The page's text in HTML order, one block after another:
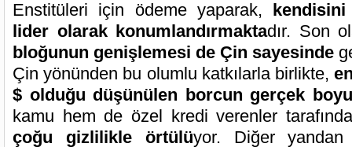
Enstitüleri için ödeme yaparak,
lider olarak konumlandırmaktadır. Son
bloğunun genişlemesi de Çin sayesinde
Çin yönünden bu olumlu katkılarla birlikte,
$ olduğu düşünülen borcun gerçek
kamu hem de özel kredi verenler
çoğu gizlilikle örtülüyor. Diğer